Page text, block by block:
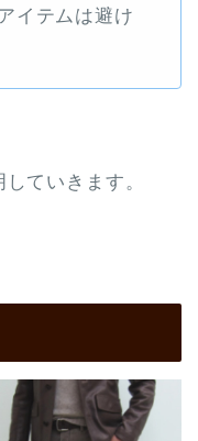
イテムは避け
ていきます。